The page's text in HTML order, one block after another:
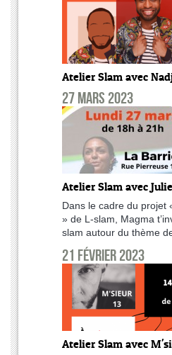
Atelier Slam avec
27 mars 2023
Atelier Slam avec
Dans le cadre du projet
» de L-slam, Magma
slam autour du thème
21 février 2023
Atelier Slam avec